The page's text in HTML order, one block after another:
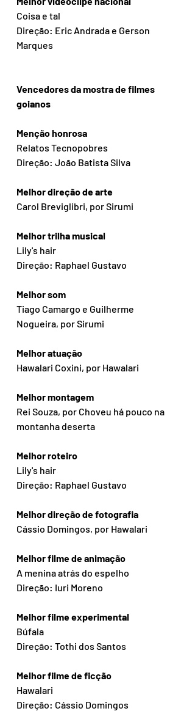
Coisa e tal
Direção: Eric Andrada e Gerson
Marques
Vencedores da mostra de filmes
goianos
Menção honrosa
Relatos Tecnopobres
Direção: João Batista Silva
Melhor direção de arte
Carol Breviglibri, por Sirumi
Melhor trilha musical
Lily's hair
Direção: Raphael Gustavo
Melhor som
Tiago Camargo e Guilherme
Nogueira, por Sirumi
Melhor atuação
Hawalari Coxini, por Hawalari
Melhor montagem
Rei Souza, por Choveu há pouco na
montanha deserta
Melhor roteiro
Lily's hair
Direção: Raphael Gustavo
Melhor direção de fotografia
Cássio Domingos, por Hawalari
Melhor filme de animação
A menina atrás do espelho
Direção: Iuri Moreno
Melhor filme experimental
Búfala
Direção: Tothi dos Santos
Melhor filme de ficção
Hawalari
Direção: Cássio Domingos